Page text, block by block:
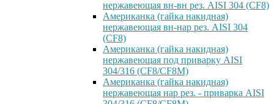
нержавеющая вн-вн рез. AISI 304 (CF8)
Американка (гайка накидная)
нержавеющая вн-нар рез. AISI 304
(CF8)
Американка (гайка накидная)
нержавеющая под приварку AISI
304/316 (CF8/CF8M)
Американка (гайка накидная)
нержавеющая нар рез. - приварка AISI